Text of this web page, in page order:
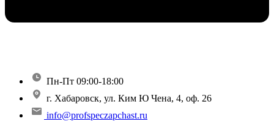
Пн-Пт 09:00-18:00
г. Хабаровск, ул. Ким Ю Чена, 4, оф. 26
info@profspeczapchast.ru